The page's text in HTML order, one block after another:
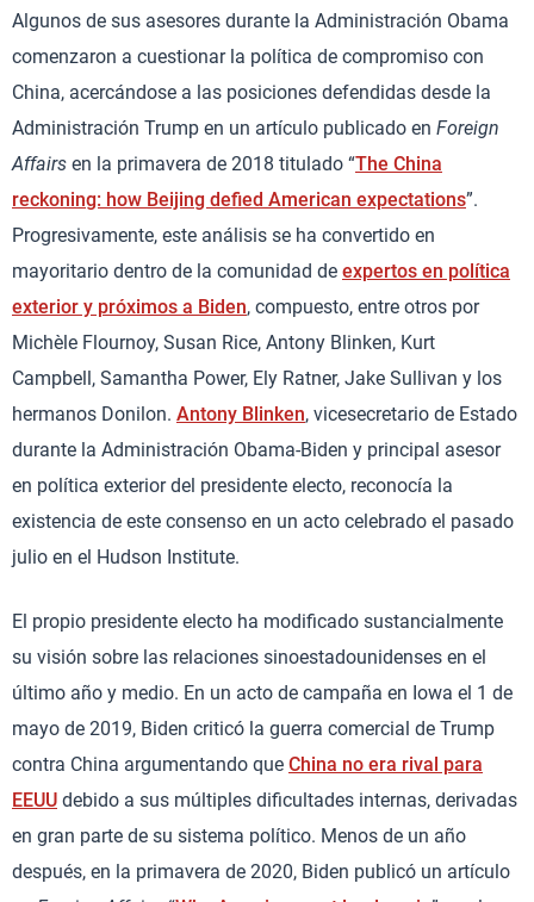
Algunos de sus asesores durante la Administración Obama
comenzaron a cuestionar la política de compromiso con
China, acercándose a las posiciones defendidas desde la
Administración Trump en un artículo publicado en Foreign
Affairs en la primavera de 2018 titulado “The China
reckoning: how Beijing defied American expectations”.
Progresivamente, este análisis se ha convertido en
mayoritario dentro de la comunidad de expertos en política
exterior y próximos a Biden, compuesto, entre otros por
Michèle Flournoy, Susan Rice, Antony Blinken, Kurt
Campbell, Samantha Power, Ely Ratner, Jake Sullivan y los
hermanos Donilon. Antony Blinken, vicesecretario de Estado
durante la Administración Obama-Biden y principal asesor
en política exterior del presidente electo, reconocía la
existencia de este consenso en un acto celebrado el pasado
julio en el Hudson Institute.
El propio presidente electo ha modificado sustancialmente
su visión sobre las relaciones sinoestadounidenses en el
último año y medio. En un acto de campaña en Iowa el 1 de
mayo de 2019, Biden criticó la guerra comercial de Trump
contra China argumentando que China no era rival para
EEUU debido a sus múltiples dificultades internas, derivadas
en gran parte de su sistema político. Menos de un año
después, en la primavera de 2020, Biden publicó un artículo